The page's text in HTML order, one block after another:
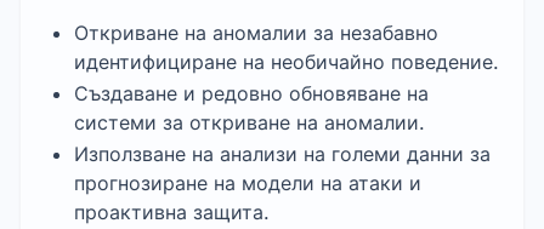
Откриване на аномалии за незабавно
идентифициране на необичайно поведение.
Създаване и редовно обновяване на
системи за откриване на аномалии.
Използване на анализи на големи данни за
прогнозиране на модели на атаки и
проактивна защита.